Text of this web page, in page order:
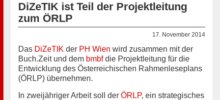
DiZeTIK ist Teil der Projektleitung
zum ÖRLP
17. November 2014
Das DiZeTIK der PH Wien wird zusammen mit der
Buch.Zeit und dem bmbfdie Projektleitung für die
Entwicklung des Österreichischen Rahmenleseplans
(ÖRLP) übernehmen.
In zweijähriger Arbeit soll der ÖRLP, ein strategisches